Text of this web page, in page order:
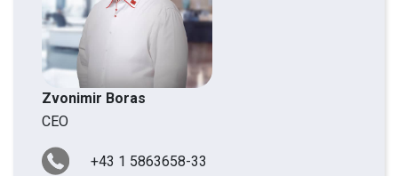
Zvonimir Boras
CEO
+43 1 5863658-33